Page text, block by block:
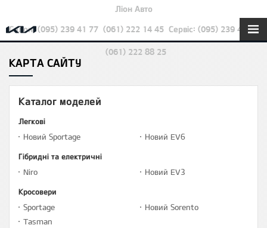
Ліон Авто
Салон: (095) 239 41 77 (061) 222 14 45 Сервіс: (095) 239 42 22
(061) 222 88 25
КАРТА САЙТУ
Каталог моделей
Легкові
Новий Sportage
Новий EV6
Гібридні та електричні
Niro
Новий EV3
Кросовери
Sportage
Новий Sorento
Tasman